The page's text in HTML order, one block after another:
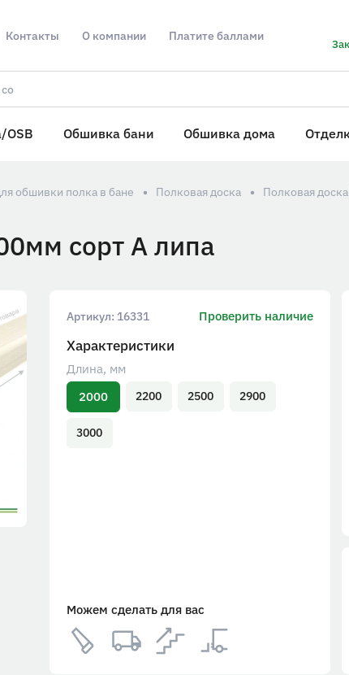
Контакты О компании Платите баллами
Обшивка бани Обшивка дома
обшивки полка в бане Полковая доска Полковая
сорт А липа
Артикул: 16331 Проверить наличие
Характеристики
Длина, мм
2000
2200 2500 2900
3000
Можем сделать для вас